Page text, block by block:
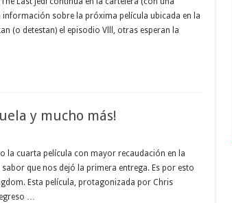
sobre la próxima película ubicada en la
(o detestan) el episodio Vlll, otras esperan la
y mucho más!
la cuarta película con mayor recaudación en la
que nos dejó la primera entrega. Es por esto
Esta película, protagonizada por Chris
…